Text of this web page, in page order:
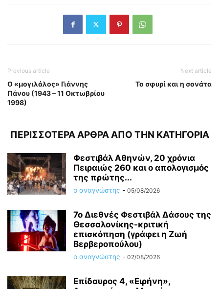
Previous article
Ο «μογιλάλος» Γιάννης
Πάνου (1943 – 11 Οκτωβρίου
1998)
Next article
Το σφυρί και η σονάτα
ΠΕΡΙΣΣΟΤΕΡΑ ΑΡΘΡΑ ΑΠΟ ΤΗΝ ΚΑΤΗΓΟΡΙΑ
Φεστιβάλ Αθηνών, 20 χρόνια
Πειραιώς 260 και ο απολογισμός
της πρώτης...
ο αναγνώστης - 05/08/2026
7ο Διεθνές Φεστιβάλ Δάσους της
Θεσσαλονίκης-κριτική
επισκόπηση (γράφει η Ζωή
Βερβεροπούλου)
ο αναγνώστης - 02/08/2026
Επίδαυρος 4, «Ειρήνη»,